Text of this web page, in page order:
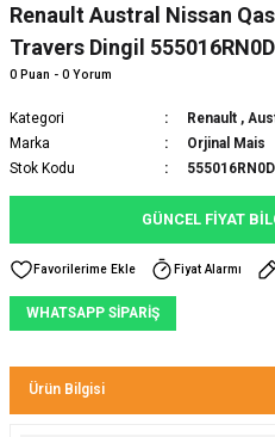
Renault Austral Nissan
Travers Dingil 555016RN0D
0 Puan - 0 Yorum
Kategori Renault ,
Marka
Orjinal Mais
Stok Kodu
555016RN0D
GÜNCEL FİYAT
Fiyat Alarmı
WHATSAPP SİPARİŞ
Ürün Bilgisi